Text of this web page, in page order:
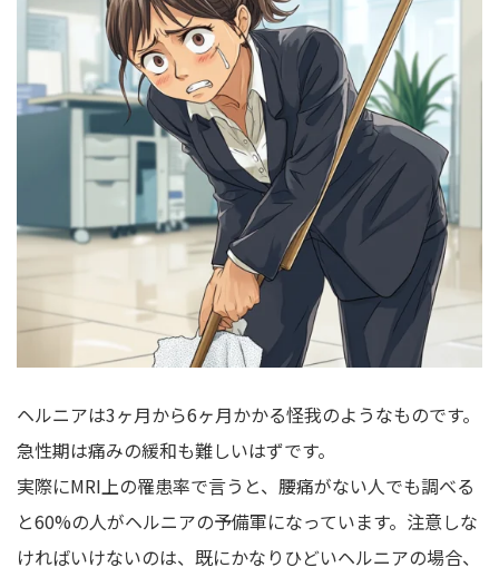
ヘルニアは3ヶ月から6ヶ月かかる怪我のようなものです。
急性期は痛みの緩和も難しいはずです。
実際にMRI上の罹患率で言うと、腰痛がない人でも調べる
と60%の人がヘルニアの予備軍になっています。注意しな
ければいけないのは、既にかなりひどいヘルニアの場合、